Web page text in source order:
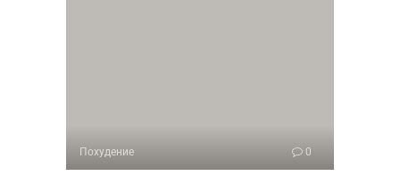
Похудение 0